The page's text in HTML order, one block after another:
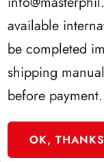
available
be completed
shipping
before payment.
OK,